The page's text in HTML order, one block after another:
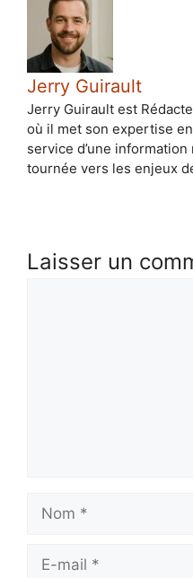
Jerry Guirault
Jerry Guirault est
où il met son expertise
service d’une
tournée vers les enjeux
Laisser un